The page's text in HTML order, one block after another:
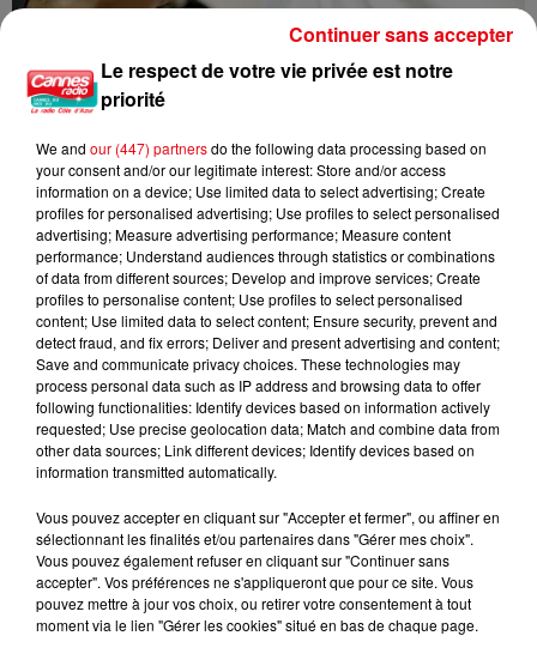
Nice : un salon de coiffure fermé après un contrôle
Le respect de votre vie privée est notre
priorité
We and our (447) partnersdo the following data processing based on
your consent and/or our legitimate interest: Store and/or access
information on a device; Use limited data to select advertising; Create
profiles for personalised advertising; Use profiles to select personalised
advertising; Measure advertising performance; Measure content
performance; Understand audiences through statistics or combinations
of data from different sources; Develop and improve services; Create
profiles to personalise content; Use profiles to select personalised
content; Use limited data to select content; Ensure security, prevent and
detect fraud, and fix errors; Deliver and present advertising and content;
Save and communicate privacy choices. These technologies may
process personal data such as IP address and browsing data to offer
following functionalities: Identify devices based on information actively
requested; Use precise geolocation data; Match and combine data from
other data sources; Link different devices; Identify devices based on
information transmitted automatically.
Vous pouvez accepter en cliquant sur "Accepter et fermer", ou affiner en
sélectionnant les finalités et/ou partenaires dans "Gérer mes choix".
Vous pouvez également refuser en cliquant sur "Continuer sans
accepter". Vos préférences ne s'appliqueront que pour ce site. Vous
pouvez mettre à jour vos choix, ou retirer votre consentement à tout
moment via le lien "Gérer les cookies" situé en bas de chaque page.
Continuer sans accepter